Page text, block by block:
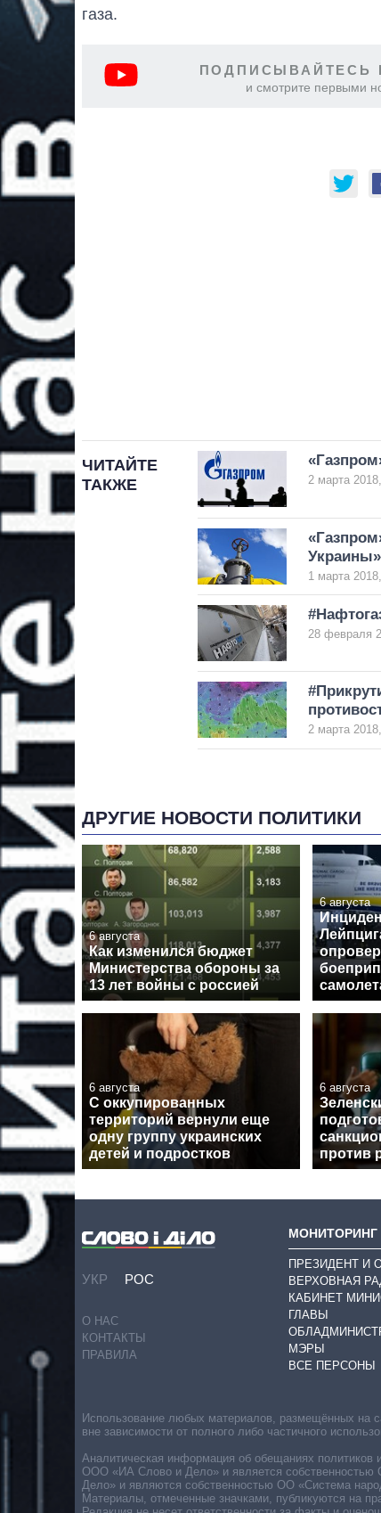
газа.
ПОДПИСЫВАЙТЕСЬ
и смотрите первыми
ЧИТАЙТЕ
ТАКЖЕ
2 марта
Украины»
1 марта
28 февраля
2 марта
ДРУГИЕ НОВОСТИ ПОЛИТИКИ
6 августа
Как изменился бюджет
Министерства обороны за
13 лет войны с россией
6 августа
6 августа
С оккупированных
территорий вернули еще
одну группу украинских
детей и подростков
6 августа
против
УКР РОС
О НАС
КОНТАКТЫ
ПРАВИЛА
МОНИТОРИНГ
ПРЕЗИДЕНТ И
ВЕРХОВНАЯ
КАБИНЕТ
ГЛАВЫ
МЭРЫ
ВСЕ ПЕРСОНЫ
Использование любых материалов, размещённых на
вне зависимости от полного либо частичного
Аналитическая информация об обещаниях политиков
ООО «ИА Слово и Дело» и является
Дело» и являются собственностью ОО «Система
Материалы, отмеченные значками, публикуются на